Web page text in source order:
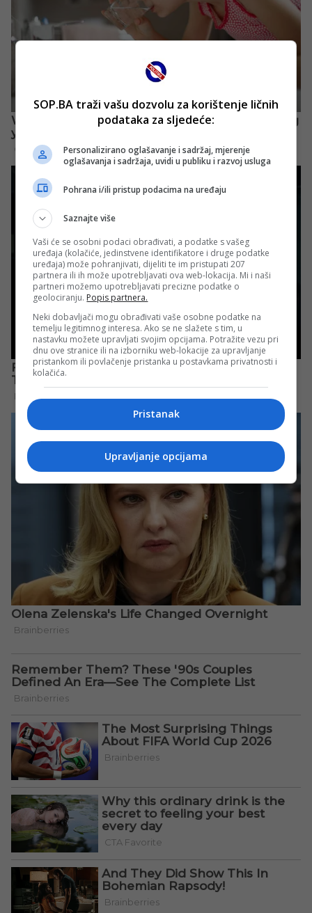
SOP.BA traži vašu dozvolu za korištenje ličnih
podataka za sljedeće:
Personalizirano oglašavanje i sadržaj, mjerenje
oglašavanja i sadržaja, uvidi u publiku i razvoj usluga
Pohrana i/ili pristup podacima na uređaju
Saznajte više
Vaši će se osobni podaci obrađivati, a podatke s vašeg
uređaja (kolačiće, jedinstvene identifikatore i druge podatke
uređaja) može pohranjivati, dijeliti te im pristupati 207
partnera ili ih može upotrebljavati ova web-lokacija. Mi i naši
partneri možemo upotrebljavati precizne podatke o
geolociranju. Popis partnera.
Neki dobavljači mogu obrađivati vaše osobne podatke na
temelju legitimnog interesa. Ako se ne slažete s tim, u
nastavku možete upravljati svojim opcijama. Potražite vezu pri
dnu ove stranice ili na izborniku web-lokacije za upravljanje
pristankom ili povlačenje pristanka u postavkama privatnosti i
kolačića.
Pristanak
Upravljanje opcijama